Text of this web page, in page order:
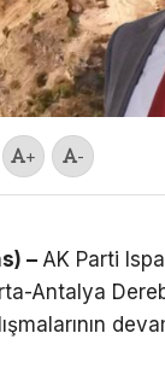
+ -
– AK Parti
Antalya